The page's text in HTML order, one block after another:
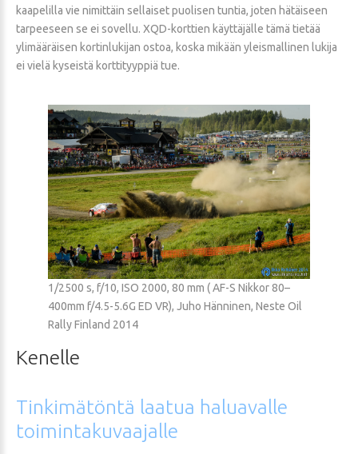
kaapelilla vie nimittäin sellaiset puolisen tuntia, joten hätäiseen
tarpeeseen se ei sovellu. XQD-korttien käyttäjälle tämä tietää
ylimääräisen kortinlukijan ostoa, koska mikään yleismallinen lukija
ei vielä kyseistä korttityyppiä tue.
1/2500 s, f/10, ISO 2000, 80 mm ( AF-S Nikkor 80–
400mm f/4.5-5.6G ED VR), Juho Hänninen, Neste Oil
Rally Finland 2014
Kenelle
Tinkimätöntä laatua haluavalle
toimintakuvaajalle